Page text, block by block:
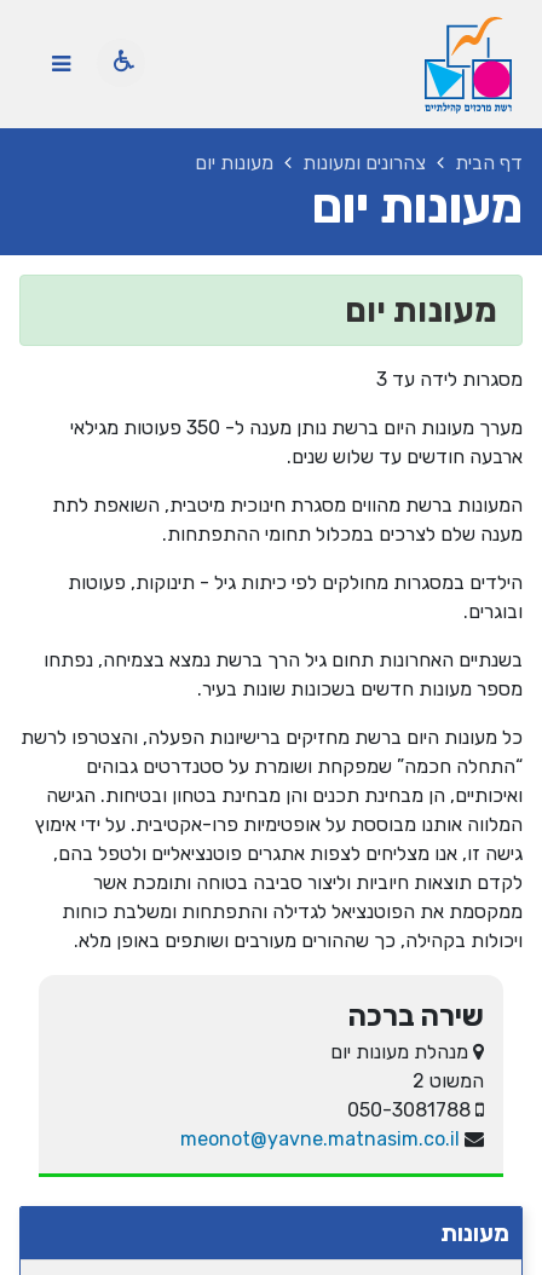
דף הבית צהרונים ומעונות מעונות יום
מעונות יום
מעונות יום
מסגרות לידה עד 3
מערך מעונות היום ברשת נותן מענה ל- 350 פעוטות מגילאי
ארבעה חודשים עד שלוש שנים.
המעונות ברשת מהווים מסגרת חינוכית מיטבית, השואפת לתת
מענה שלם לצרכים במכלול תחומי ההתפתחות.
הילדים במסגרות מחולקים לפי כיתות גיל - תינוקות, פעוטות
ובוגרים.
בשנתיים האחרונות תחום גיל הרך ברשת נמצא בצמיחה, נפתחו
מספר מעונות חדשים בשכונות שונות בעיר.
כל מעונות היום ברשת מחזיקים ברישיונות הפעלה, והצטרפו לרשת
“התחלה חכמה” שמפקחת ושומרת על סטנדרטים גבוהים
ואיכותיים, הן מבחינת תכנים והן מבחינת בטחון ובטיחות. הגישה
המלווה אותנו מבוססת על אופטימיות פרו-אקטיבית. על ידי אימוץ
גישה זו, אנו מצליחים לצפות אתגרים פוטנציאליים ולטפל בהם,
לקדם תוצאות חיוביות וליצור סביבה בטוחה ותומכת אשר
ממקסמת את הפוטנציאל לגדילה והתפתחות ומשלבת כוחות
ויכולות בקהילה, כך שההורים מעורבים ושותפים באופן מלא.
שירה ברכה
מנהלת מעונות יום
המשוט 2
meonot@yavne.matnasim.co.il
מעונות